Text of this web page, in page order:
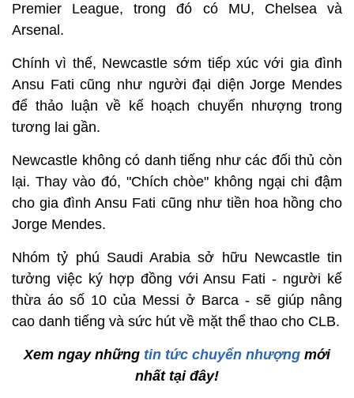
Premier League, trong đó có MU, Chelsea và
Arsenal.
Chính vì thế, Newcastle sớm tiếp xúc với gia đình
Ansu Fati cũng như người đại diện Jorge Mendes
để thảo luận về kế hoạch chuyển nhượng trong
tương lai gần.
Newcastle không có danh tiếng như các đối thủ còn
lại. Thay vào đó, "Chích chòe" không ngại chi đậm
cho gia đình Ansu Fati cũng như tiền hoa hồng cho
Jorge Mendes.
Nhóm tỷ phú Saudi Arabia sở hữu Newcastle tin
tưởng việc ký hợp đồng với Ansu Fati - người kế
thừa áo số 10 của Messi ở Barca - sẽ giúp nâng
cao danh tiếng và sức hút về mặt thể thao cho CLB.
Xem ngay những tin tức chuyển nhượng mới
nhất tại đây!